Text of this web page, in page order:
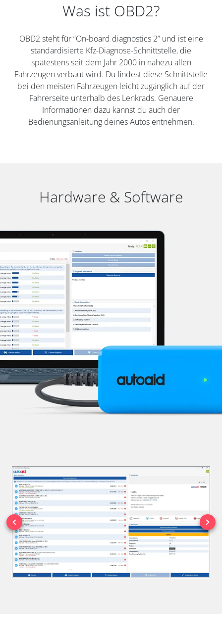
Was ist OBD2?
OBD2 steht für “On-board diagnostics 2” und ist eine
standardisierte Kfz-Diagnose-Schnittstelle, die
spätestens seit dem Jahr 2000 in nahezu allen
Fahrzeugen verbaut wird. Du findest diese Schnittstelle
bei den meisten Fahrzeugen leicht zugänglich auf der
Fahrerseite unterhalb des Lenkrads. Genauere
Informationen dazu kannst du auch der
Bedienungsanleitung deines Autos entnehmen.
Hardware & Software